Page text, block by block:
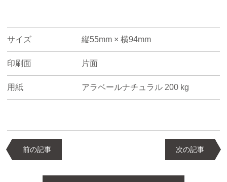
サイズ 縦55mm × 横94mm
印刷面 片面
用紙 アラベールナチュラル 200 kg
前の記事 次の記事